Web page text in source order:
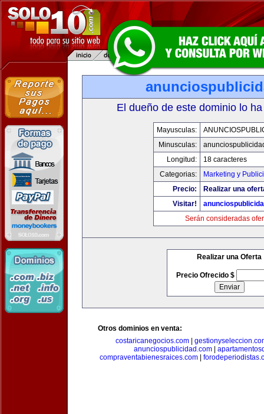
El dueño de este dominio lo
Mayusculas:
Minusculas:
Longitud:
18 caracteres
Categorias:
Marketing y
Precio:
Realizar una
Visitar!
Serán consideradas
Realizar una Oferta
Precio Ofrecido $
Otros dominios en venta:
costaricanegocios.com|
anunciospublicidad.com|
compraventabienesraices.com